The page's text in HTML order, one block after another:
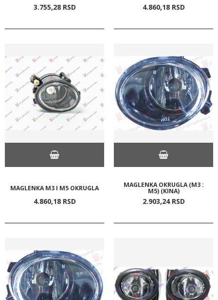
3.755,28 RSD 4.860,18 RSD
MAGLENKA M3 I M5 OKRUGLA
4.860,18 RSD
MAGLENKA OKRUGLA (M3 :
M5) (KINA)
2.903,24 RSD